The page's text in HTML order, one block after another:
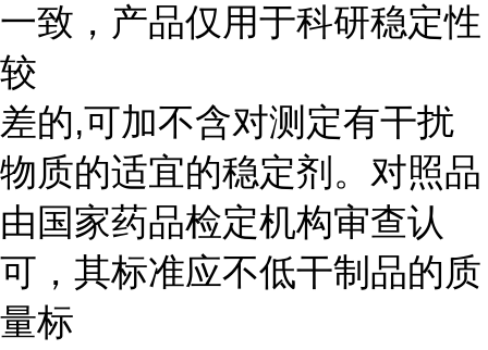
一致，产品仅用于科研稳定性
较
差的,可加不含对测定有干扰
物质的适宜的稳定剂。对照品
由国家药品检定机构审查认
可，其标准应不低干制品的质
量标